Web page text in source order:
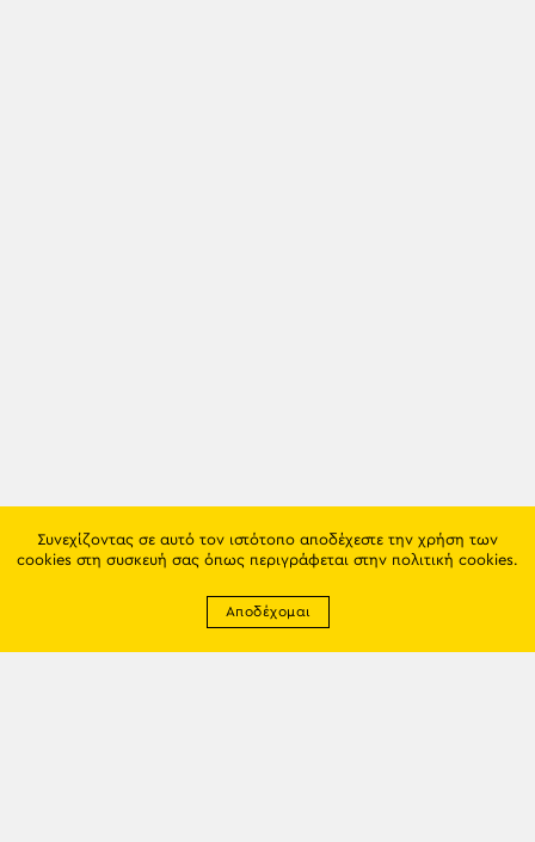
Συνεχίζοντας σε αυτό τον ιστότοπο αποδέχεστε την χρήση των
cookies στη συσκευή σας όπως περιγράφεται στην πολιτική cookies.
Αποδέχομαι